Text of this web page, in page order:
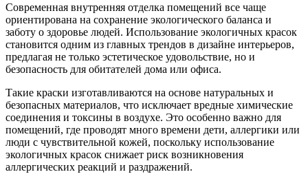
Современная внутренняя отделка помещений все чаще
ориентирована на сохранение экологического баланса и
заботу о здоровье людей. Использование экологичных красок
становится одним из главных трендов в дизайне интерьеров,
предлагая не только эстетическое удовольствие, но и
безопасность для обитателей дома или офиса.
Такие краски изготавливаются на основе натуральных и
безопасных материалов, что исключает вредные химические
соединения и токсины в воздухе. Это особенно важно для
помещений, где проводят много времени дети, аллергики или
люди с чувствительной кожей, поскольку использование
экологичных красок снижает риск возникновения
аллергических реакций и раздражений.